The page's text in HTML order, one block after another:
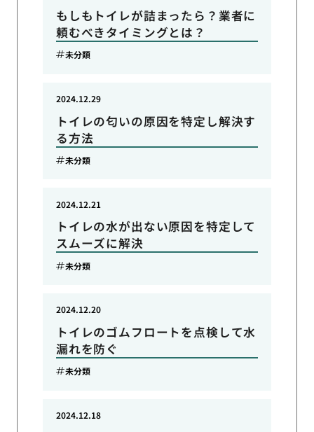
もしもトイレが詰まったら？業者に
頼むべきタイミングとは？
未分類
トイレの匂いの原因を特定し解決す
る方法
2024.12.29
未分類
トイレの水が出ない原因を特定して
スムーズに解決
2024.12.21
未分類
トイレのゴムフロートを点検して水
漏れを防ぐ
2024.12.20
未分類
2024.12.18